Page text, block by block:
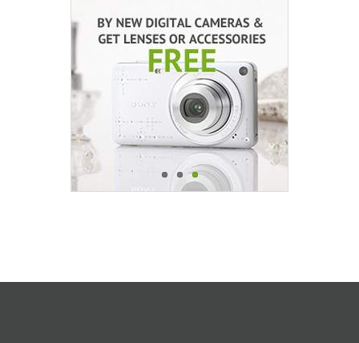
Saramonic
DJI OSMO